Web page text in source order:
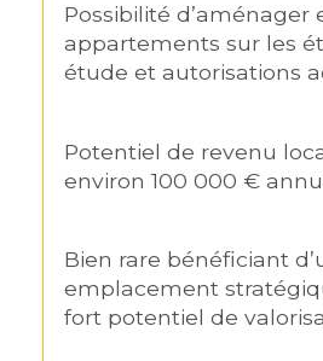
Possibilité d’aménager
appartements sur les
étude et autorisations
Potentiel de revenu
environ 100 000 €
Bien rare bénéficiant
emplacement
fort potentiel de